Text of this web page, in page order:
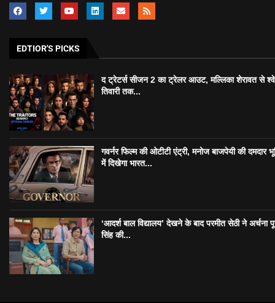
EDTIOR'S PICKS
द ट्रेटर्स सीजन 2 का ट्रेलर आउट, मल्लिका शेरावत से
तिवारी तक...
गवर्नर फिल्म की ओटीटी एंट्री, मनोज बाजपेयी की दमदार
में दिखेगा भारत...
‘आदर्श बाल विद्यालय’ देखने के बाद परमीत सेठी ने अर्चना
सिंह की...